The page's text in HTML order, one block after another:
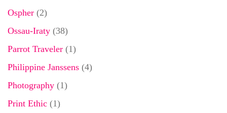
Ospher (2)
Ossau-Iraty (38)
Parrot Traveler (1)
Philippine Janssens (4)
Photography (1)
Print Ethic (1)